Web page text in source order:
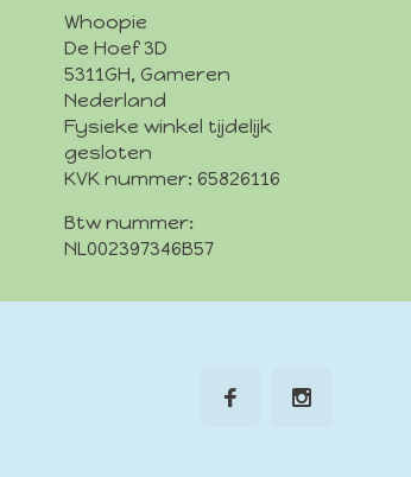
Whoopie
De Hoef 3D
5311GH, Gameren
Nederland
Fysieke winkel tijdelijk
gesloten
KVK nummer: 65826116
Btw nummer:
NL002397346B57